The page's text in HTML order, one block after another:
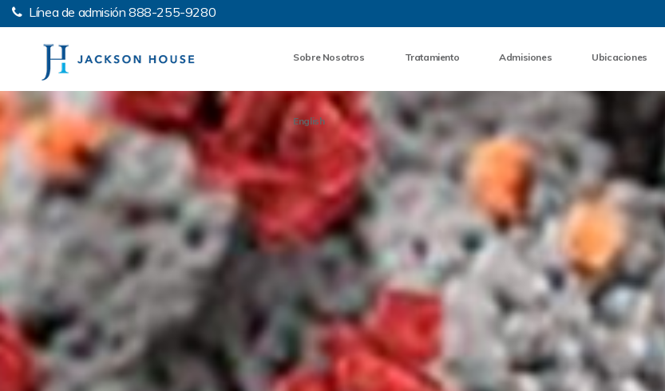
Línea de admisión888-255-9280
Sobre Nosotros Tratamiento Admisiones Ubicaciones
English